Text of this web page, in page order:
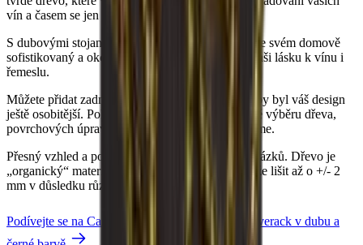
Hmotnost (kg)
vín a časem se jen zkrášluje.
S dubovými stojany na víno Caverack vytvoříte ve svém domově
sofistikovaný a okouzlující vzhled, který odráží vaši lásku k vínu i
řemeslu.
Můžete přidat zadní desku nebo soklovou lištu, aby byl váš design
ještě osobitější. Pokud máte zvláštní přání ohledně výběru dřeva,
povrchových úprav a velikostí, rádi vám pomůžeme.
Přesný vzhled a povrch dřeva se může lišit od obrázků. Dřevo je
„organický“ materiál, a proto se jeho velikost může lišit až o +/- 2
mm v důsledku různých teplot a vlhkosti v domě.
Podívejte se na Caverack v provedení
Viz Caverack v dubu a